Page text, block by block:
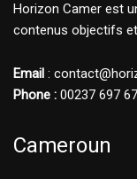
Horizon Camer est
contenus objectifs
Email :
Phone : 00237 697
Cameroun